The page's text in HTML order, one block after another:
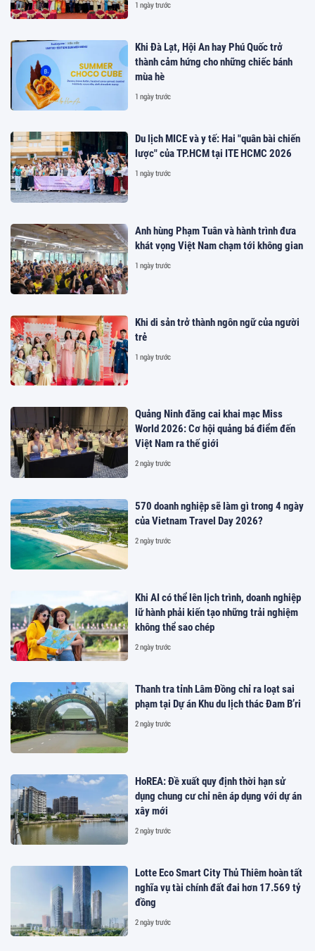
1 ngày trước
Khi Đà Lạt, Hội An hay Phú Quốc trở
thành cảm hứng cho những chiếc bánh
mùa hè
1 ngày trước
Du lịch MICE và y tế: Hai "quân bài chiến
lược" của TP.HCM tại ITE HCMC 2026
1 ngày trước
Anh hùng Phạm Tuân và hành trình đưa
khát vọng Việt Nam chạm tới không gian
1 ngày trước
Khi di sản trở thành ngôn ngữ của người
trẻ
1 ngày trước
Quảng Ninh đăng cai khai mạc Miss
World 2026: Cơ hội quảng bá điểm đến
Việt Nam ra thế giới
2 ngày trước
570 doanh nghiệp sẽ làm gì trong 4 ngày
của Vietnam Travel Day 2026?
2 ngày trước
Khi AI có thể lên lịch trình, doanh nghiệp
lữ hành phải kiến tạo những trải nghiệm
không thể sao chép
2 ngày trước
Thanh tra tỉnh Lâm Đồng chỉ ra loạt sai
phạm tại Dự án Khu du lịch thác Đam B’ri
2 ngày trước
HoREA: Đề xuất quy định thời hạn sử
dụng chung cư chỉ nên áp dụng với dự án
xây mới
2 ngày trước
Lotte Eco Smart City Thủ Thiêm hoàn tất
nghĩa vụ tài chính đất đai hơn 17.569 tỷ
đồng
2 ngày trước